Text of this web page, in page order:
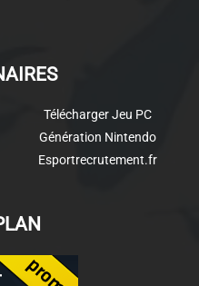
Télécharger Jeu PC
Génération Nintendo
Esportrecrutement.fr